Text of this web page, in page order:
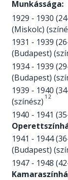
Munkássága:
1929 - 1930
(Miskolc)
1931 - 1939
(Budapest)
1934 - 1939
(Budapest)
1939 - 1940
(színész) 1 2
1940 - 1941
1941 - 1944
(Budapest)
1947 - 1948